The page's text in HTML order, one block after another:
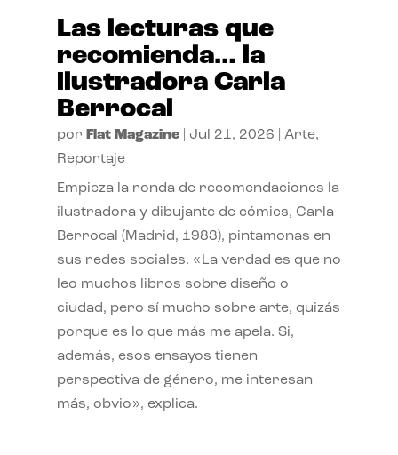
Las lecturas que
recomienda… la
ilustradora Carla
Berrocal
por Flat Magazine| Jul 21, 2026 Arte,
Reportaje
Empieza la ronda de recomendaciones la
ilustradora y dibujante de cómics, Carla
Berrocal (Madrid, 1983), pintamonas en
sus redes sociales. «La verdad es que no
leo muchos libros sobre diseño o
ciudad, pero sí mucho sobre arte, quizás
porque es lo que más me apela. Si,
además, esos ensayos tienen
perspectiva de género, me interesan
más, obvio», explica.